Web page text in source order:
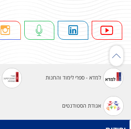
למדא - ספרי לימוד והחנות
אגודת הסטודנטים